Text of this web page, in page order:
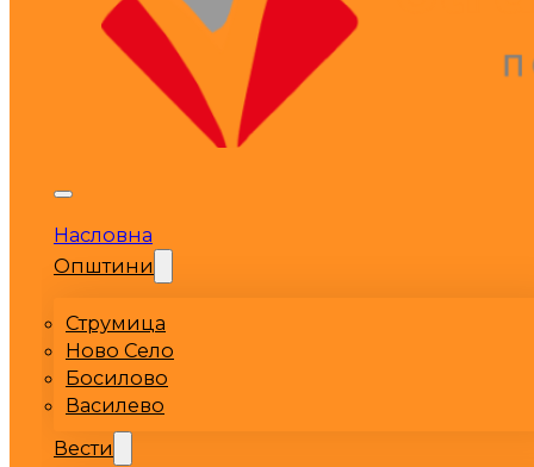
Насловна
Општини
Струмица
Ново Село
Босилово
Василево
Вести